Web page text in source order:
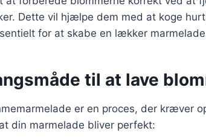
Dette vil hjælpe dem med at koge
for at skabe en lækker
til at lave
er en proces, der kræver
din marmelade bliver perfekt: